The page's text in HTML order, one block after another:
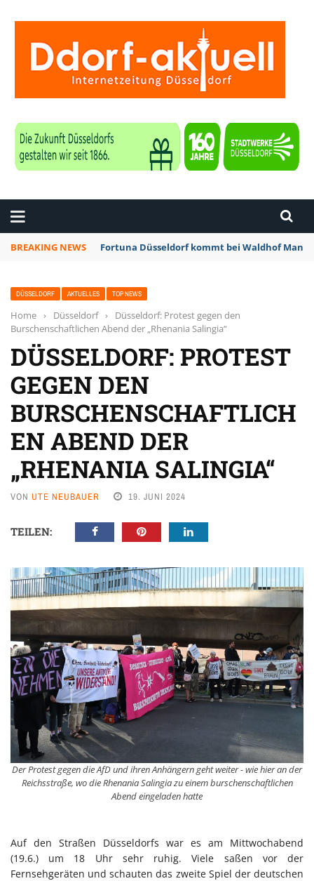
BREAKING NEWS Fortuna Düsseldorf kommt bei Waldhof
DÜSSELDORF AKTUELLES TOP NEWS
Home › Düsseldorf ›
Düsseldorf: Protest gegen den
Burschenschaftlichen Abend der „Rhenania Salingia“
DÜSSELDORF: PROTEST
GEGEN DEN
BURSCHENSCHAFTLICH
EN ABEND DER
„RHENANIA SALINGIA“
VON UTE NEUBAUER 19. JUNI 2024
TEILEN:
Der Protest gegen die AfD und ihren Anhängern geht weiter - wie hier an der
Reichsstraße, wo die Rhenania Salingia zu einem burschenschaftlichen
Abend eingeladen hatte
Auf den Straßen Düsseldorfs war es am Mittwochabend
(19.6.) um 18 Uhr sehr ruhig. Viele saßen vor der
Fernsehgeräten und schauten das zweite Spiel der deutschen